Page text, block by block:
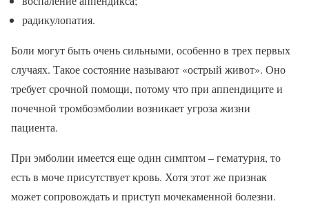
радикулопатия.
Боли могут быть очень сильными, особенно в трех первых
случаях. Такое состояние называют «острый живот». Оно
требует срочной помощи, потому что при аппендиците и
почечной тромбоэмболии возникает угроза жизни
пациента.
При эмболии имеется еще один симптом – гематурия, то
есть в моче присутствует кровь. Хотя этот же признак
может сопровождать и приступ мочекаменной болезни.